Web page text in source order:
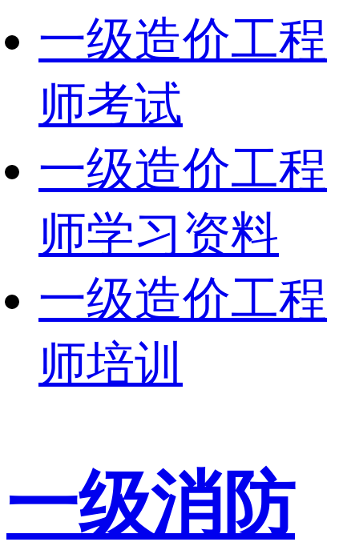
一级造价工程
师考试
一级造价工程
师学习资料
一级造价工程
师培训
一级消防